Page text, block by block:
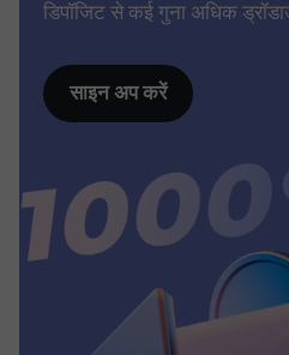
डिपॉजिट से कई गुना अधिक
साइन अप करें